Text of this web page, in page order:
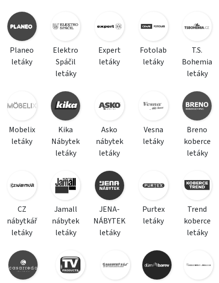
Planeo
letáky
Elektro
Spáčil
letáky
Expert
letáky
Fotolab
letáky
T.S.
Bohemia
letáky
Mobelix
letáky
Kika
Nábytek
letáky
Asko
nábytek
letáky
Vesna
letáky
Breno
koberce
letáky
CZ
nábytkář
letáky
Jamall
nábytek
letáky
JENA-
NÁBYTEK
letáky
Purtex
letáky
Trend
koberce
letáky